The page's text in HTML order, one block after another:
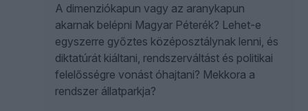
A dimenziókapun vagy az aranykapun
akarnak belépni Magyar Péterék? Lehet-e
egyszerre győztes középosztálynak lenni, és
diktatúrát kiáltani, rendszerváltást és politikai
felelősségre vonást óhajtani? Mekkora a
rendszer állatparkja?